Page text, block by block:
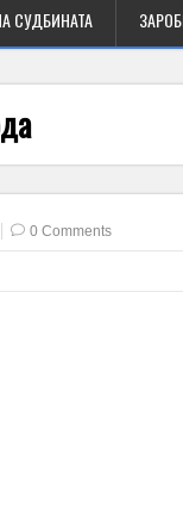
СУДБИНАТА
0 Comments